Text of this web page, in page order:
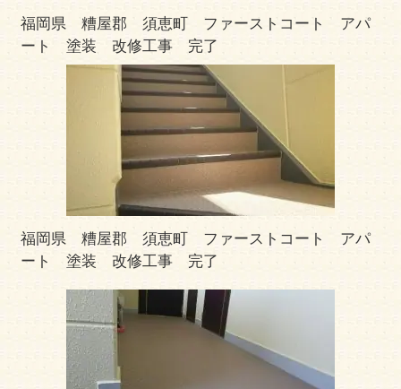
福岡県 糟屋郡 須恵町 ファーストコート アパ
ート 塗装 改修工事 完了
福岡県 糟屋郡 須恵町 ファーストコート アパ
ート 塗装 改修工事 完了